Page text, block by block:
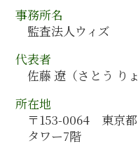
監査 対応
会計監査 受ける
会計監査 健康保険
会計監査 人 設置
吸収合併 手続き
会社法 組織再編 手
企業会計 売上 利益
人材育成 教育
管理会計 ポイント
組織再編 スキーム
事業承継 注意点
岐阜県 会計監査
福岡県 会計監査
秋田県 会計監査
大阪府 会計監査
新潟県 会計コンサ
大分県 会計監査
新潟県 会計監査
事務所名
監査法人ウィズ
代表者
佐藤 遼（さとう りょ
所在地
〒153-0064 東京都
タワー7階